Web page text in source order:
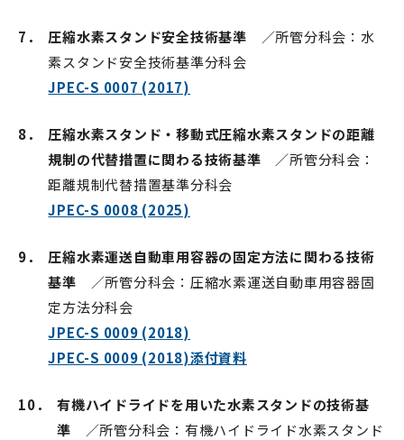
7． 圧縮水素スタンド安全技術基準 ／所管分科会：水
素スタンド安全技術基準分科会
JPEC-S 0007 (2017)
8．
圧縮水素スタンド・移動式圧縮水素スタンドの距離
規制の代替措置に関わる技術基準 ／所管分科会：
距離規制代替措置基準分科会
JPEC-S 0008 (2025)
9．
圧縮水素運送自動車用容器の固定方法に関わる技術
基準 ／所管分科会：圧縮水素運送自動車用容器固
定方法分科会
JPEC-S 0009 (2018)
JPEC-S 0009 (2018)添付資料
10．
有機ハイドライドを用いた水素スタンドの技術基
準 ／所管分科会：有機ハイドライド水素スタンド